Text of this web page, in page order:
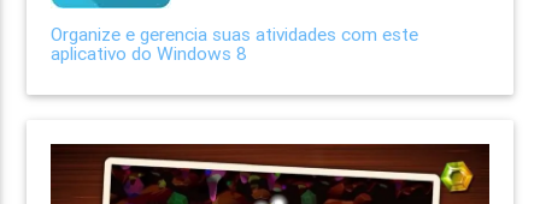
Organize e gerencia suas atividades com este
aplicativo do Windows 8